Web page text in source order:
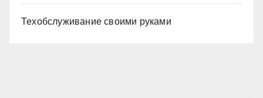
Техобслуживание своими руками